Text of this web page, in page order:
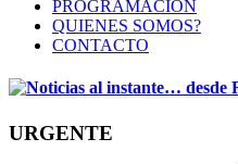
PROGRAMACIÓN
QUIENES SOMOS?
CONTACTO
URGENTE